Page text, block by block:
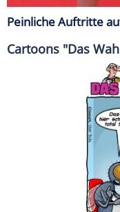
Peinliche Auftritte
Cartoons "Das